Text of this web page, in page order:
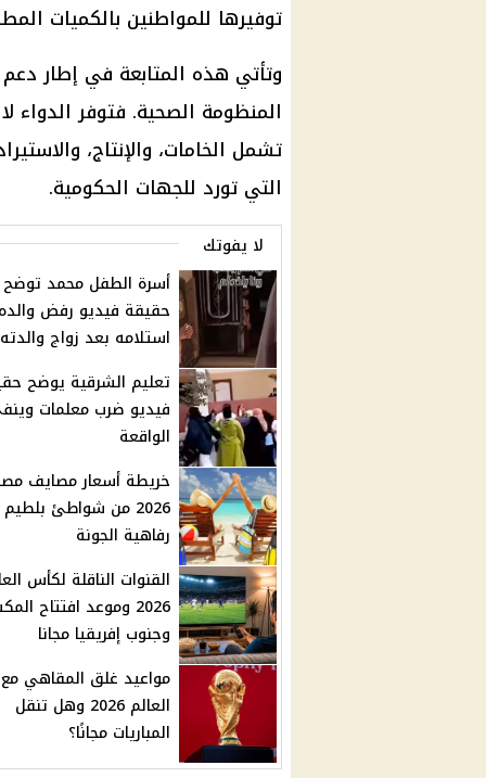
توفيرها للمواطنين بالكميات
وتأتي هذه المتابعة في إطار دعم
المنظومة الصحية. فتوفر الدواء
تشمل الخامات، والإنتاج،
التي تورد للجهات الحكومية.
لا يفوتك
أسرة الطفل محمد توضح
حقيقة فيديو رفض
استلامه بعد زواج والدته
تعليم الشرقية يوضح
فيديو ضرب معلمات
الواقعة
خريطة أسعار مصايف
2026 من شواطئ
رفاهية الجونة
القنوات الناقلة لكأس
2026 وموعد افتتاح
وجنوب إفريقيا مجانا
مواعيد غلق المقاهي
العالم 2026 وهل تنقل
المباريات مجانًا؟